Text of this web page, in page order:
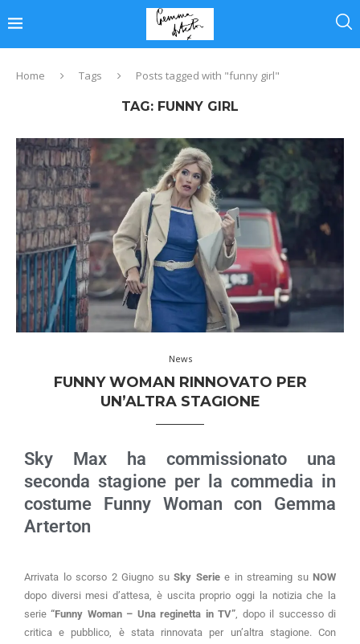
Home Tags Posts tagged with "funny girl"
TAG: FUNNY GIRL
News
FUNNY WOMAN RINNOVATO PER
UN’ALTRA STAGIONE
Sky Max ha commissionato una
seconda stagione per la commedia in
costume Funny Woman con Gemma
Arterton
Arrivata lo scorso 2 Giugno su Sky Seriee in streaming su NOW
dopo diversi mesi d’attesa, è uscita proprio oggi la notizia che la
serie“Funny Woman – Una reginetta in TV”, dopo il successo di
critica e pubblico, è stata rinnovata per un’altra stagione. Con